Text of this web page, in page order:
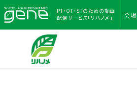
PT・OT・STのための動画
配信サービス「リハノメ」
会場